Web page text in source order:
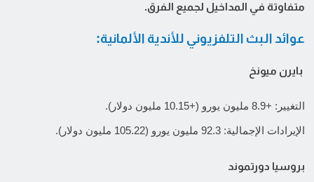
متفاوتة في المداخيل لجميع الفرق.
عوائد البث التلفزيوني للأندية الألمانية:
بايرن ميونخ
التغيير: +8.9 مليون يورو (+10.15 مليون دولار).
الإيرادات الإجمالية: 92.3 مليون يورو (105.22 مليون دولار).
بروسيا دورتموند